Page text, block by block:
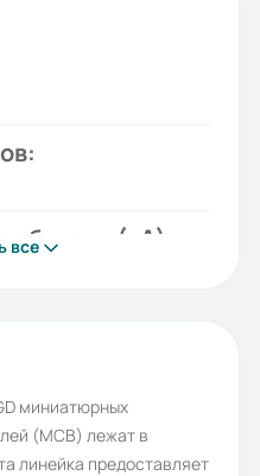
(кА):
все
миниатюрных
(МСВ) лежат в
линейка предоставляет